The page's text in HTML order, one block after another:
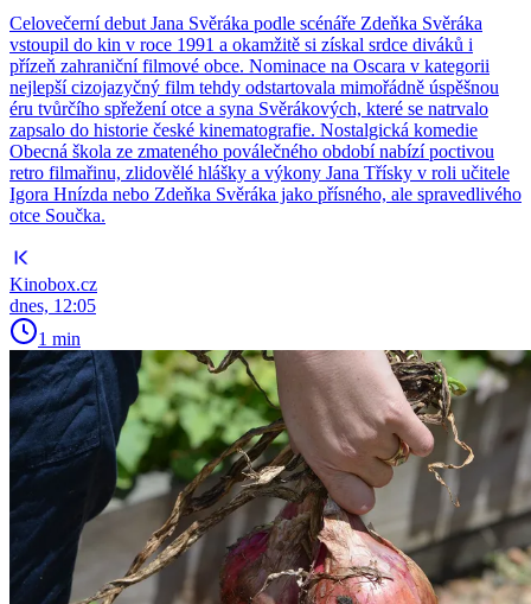
Celovečerní debut Jana Svěráka podle scénáře Zdeňka Svěráka
vstoupil do kin v roce 1991 a okamžitě si získal srdce diváků i
přízeň zahraniční filmové obce. Nominace na Oscara v kategorii
nejlepší cizojazyčný film tehdy odstartovala mimořádně úspěšnou
éru tvůrčího spřežení otce a syna Svěrákových, které se natrvalo
zapsalo do historie české kinematografie. Nostalgická komedie
Obecná škola ze zmateného poválečného období nabízí poctivou
retro filmařinu, zlidovělé hlášky a výkony Jana Třísky v roli učitele
Igora Hnízda nebo Zdeňka Svěráka jako přísného, ale spravedlivého
otce Součka.
Kinobox.cz
dnes, 12:05
1 min